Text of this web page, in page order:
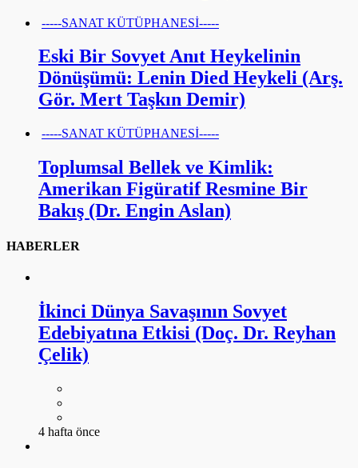
-----SANAT KÜTÜPHANESİ-----
Eski Bir Sovyet Anıt Heykelinin
Dönüşümü: Lenin Died Heykeli (Arş.
Gör. Mert Taşkın Demir)
-----SANAT KÜTÜPHANESİ-----
Toplumsal Bellek ve Kimlik:
Amerikan Figüratif Resmine Bir
Bakış (Dr. Engin Aslan)
HABERLER
İkinci Dünya Savaşının Sovyet
Edebiyatına Etkisi (Doç. Dr. Reyhan
Çelik)
4 hafta önce